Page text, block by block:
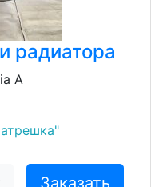
радиатора
A
Заказать